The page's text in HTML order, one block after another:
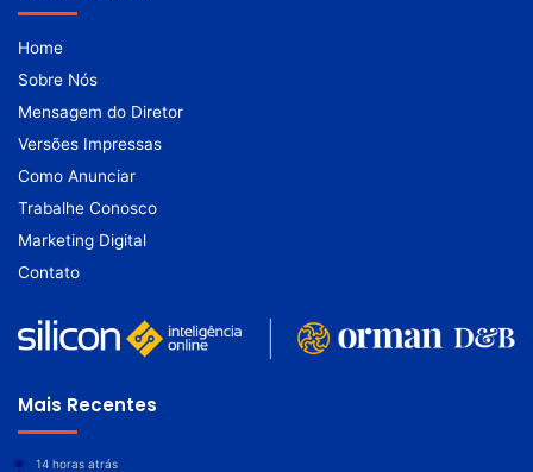
Home
Sobre Nós
Mensagem do Diretor
Versões Impressas
Como Anunciar
Trabalhe Conosco
Marketing Digital
Contato
Mais Recentes
14 horas atrás